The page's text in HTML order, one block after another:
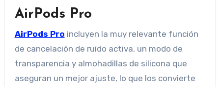
AirPods Pro
AirPods Pro incluyen la muy relevante función
de cancelación de ruido activa, un modo de
transparencia y almohadillas de silicona que
aseguran un mejor ajuste, lo que los convierte